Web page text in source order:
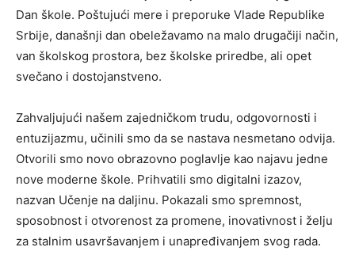
Dan škole. Poštujući mere i preporuke Vlade Republike
Srbije, današnji dan obeležavamo na malo drugačiji način,
van školskog prostora, bez školske priredbe, ali opet
svečano i dostojanstveno.
Zahvaljujući našem zajedničkom trudu, odgovornosti i
entuzijazmu, učinili smo da se nastava nesmetano odvija.
Otvorili smo novo obrazovno poglavlje kao najavu jedne
nove moderne škole. Prihvatili smo digitalni izazov,
nazvan Učenje na daljinu. Pokazali smo spremnost,
sposobnost i otvorenost za promene, inovativnost i želju
za stalnim usavršavanjem i unapređivanjem svog rada.